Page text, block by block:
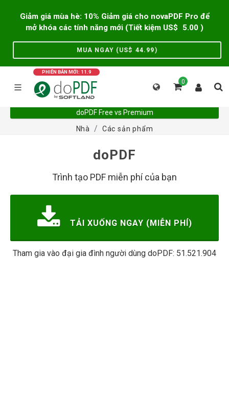
Giảm giá mùa hè: 10% Giảm giá cho novaPDF Pro để
mở khóa các tính năng mới (Tiết kiệm US$
5.00 )
MUA NGAY (US$ 44.99)
PHIÊN BẢN MỚI: 11.9
0
doPDF Free vs Premium
Nhà
Các sản phẩm
doPDF
Trình tạo PDF miễn phí của bạn
TẢI XUỐNG NGAY (MIỄN PHÍ)
Tham gia vào đại gia đình người dùng doPDF: 51.521.904